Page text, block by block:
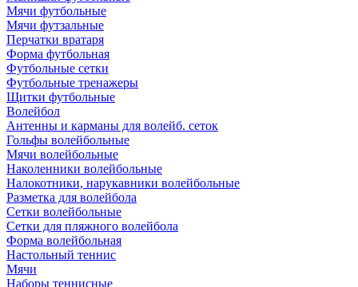
Мячи футбольные
Мячи футзальные
Перчатки вратаря
Форма футбольная
Футбольные сетки
Футбольные тренажеры
Щитки футбольные
Волейбол
Антенны и карманы для волейб. сеток
Гольфы волейбольные
Мячи волейбольные
Наколенники волейбольные
Налокотники, нарукавники волейбольные
Разметка для волейбола
Сетки волейбольные
Сетки для пляжного волейбола
Форма волейбольная
Настольный теннис
Мячи
Наборы теннисные